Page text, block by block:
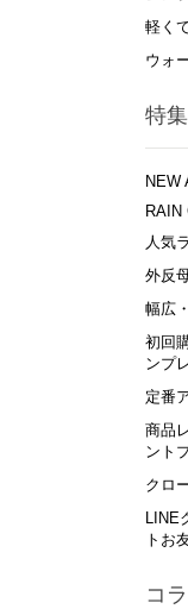
軽く
ウォ
特集
NEW
RAIN
人気
外反
幅広
初回
ンプ
定番
商品
ント
クロ
LINE
トお
コ